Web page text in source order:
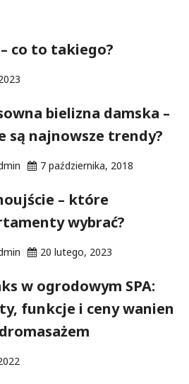
– co to takiego?
bielizna damska –
są najnowsze trendy?
7 października, 2018
– które
wybrać?
20 lutego, 2023
w ogrodowym SPA:
funkcje i ceny wanien